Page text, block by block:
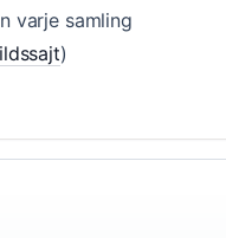
varje samling
)